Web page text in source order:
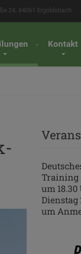
24, 84061 Ergoldsbach
Kontakt
Training
um
Dienstag
um